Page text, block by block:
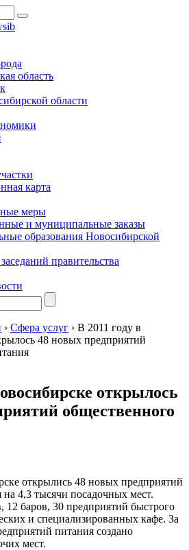
область
области
карта
меры
и муниципальные заказы
образования Новосибирской
правительства
› Сфера услуг › В 2011 году в
48 новых предприятий
открылось
общественного
открылись 48 новых предприятий
4,3 тысячи посадочных мест.
12 баров, 30 предприятий быстрого
и специализированных кафе. За
питания создано
мест.